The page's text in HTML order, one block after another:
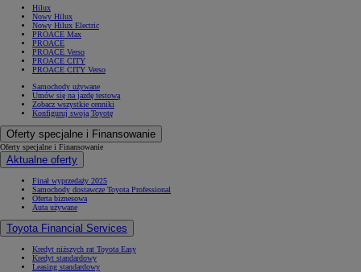
Hilux
Nowy Hilux
Nowy Hilux Electric
PROACE Max
PROACE
PROACE Verso
PROACE CITY
PROACE CITY Verso
Samochody używane
Umów się na jazdę testową
Zobacz wszystkie cenniki
Konfiguruj swoją Toyotę
Oferty specjalne i Finansowanie
Oferty specjalne i Finansowanie
Aktualne oferty
Finał wyprzedaży 2025
Samochody dostawcze Toyota Professional
Oferta biznesowa
Auta używane
Toyota Financial Services
Kredyt niższych rat Toyota Easy
Kredyt standardowy
Leasing standardowy